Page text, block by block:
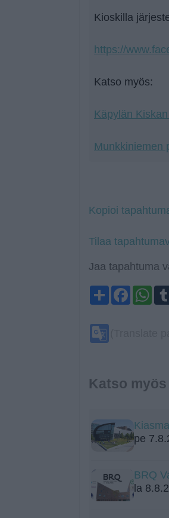
Kioskilla
https://
Katso myös:
Käpylän
Munkkiniemen
Kopioi
Tilaa
Jaa tapahtuma
Share
Katso myös
pe
BRQ
la